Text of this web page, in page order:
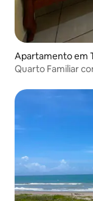
Apartamento em
Quarto Familiar